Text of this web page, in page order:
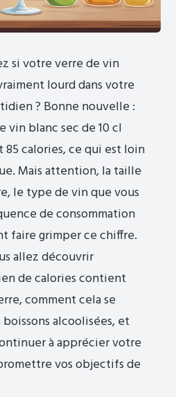
si votre verre de vin
lourd dans votre
? Bonne nouvelle :
vin blanc sec de 10 cl
calories, ce qui est loin
Mais attention, la taille
le type de vin que vous
de consommation
faire grimper ce chiffre.
allez découvrir
de calories contient
comment cela se
alcoolisées, et
à apprécier votre
vos objectifs de